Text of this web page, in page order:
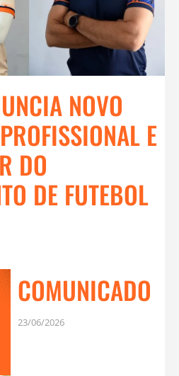
NOVO
E
DO
DE FUTEBOL
COMUNICADO
23/06/2026